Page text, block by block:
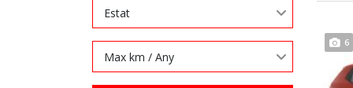
Estat
Max km / Any
6